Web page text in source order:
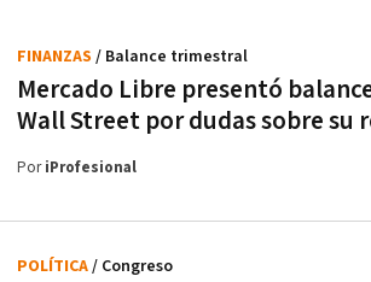
Mercado Libre presentó
Wall Street por dudas sobre su
FINANZAS / Balance trimestral
PoriProfesional
POLÍTICA/ Congreso